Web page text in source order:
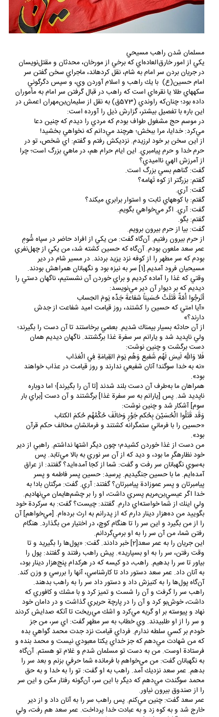
يكي از امور خارق‌العاده‌اي كه برخي از مورخان، محدثان و مقتل‌نويسان
در جريان بردن سر امام به شام، نقل كرده‎اند، ماجراي سخن گفتن سر
امام حسين(ع) با يك راهب و اسلام آوردن وي، و سپس دگرگوني
سكه‎هاي طلا يا نقره‌اي است كه راهب در قبال گرفتن سر امام به مأموران
داده بود؛ چنان‌كه راوندي (573ق) به نقل از سليمان‌بن‌مهران اعمش در
اين ‌باره با تفصيل بيشتر، گزارش ذيل را آورده است:
در موسم حج مشغول طواف بودم كه مردي را ديدم كه چنين دعا
مي‌كرد:‌ خدايا، مرا ببخش؛ هرچند مي‌دانم كه نخواهي بخشيد!
از اين سخن بر خود لرزيدم. نزديكش رفتم و گفتم: ‌اي شخص، تو در
حرم خدا و حرم پيامبري. اين ايام حرام هم، در ماهي بزرگ است؛ چرا
از آمرزش الهي نااميدي؟
گفت: ‌گناهم بسي بزرگ است.
گفتم: بزرگ‎تر از كوه تَهامه؟
گفت: آري.
گفتم: با كوه‎هاي ثابت و استوار برابري مي‎كند؟
گفت: آري. اگر مي‌خواهي بگويم.
گفتم: ‌بگو.
گفت: بيا از حرم بيرون برويم.
از حرم بيرون رفتيم. آن‌گاه گفت: من يكي از افراد حاضر در سپاه شُومِ
عمر سعد ملعون بودم. آن‌گاه كه حسين كشته شد، من يكي از چهل‌نفري
بودم كه سر مطهر را از كوفه نزد يزيد بردند. در مسير شام در دير
مسيحيان فرود آمديم.[1] سر به نيزه بود و نگهبانان همراهش بودند.
وقتي كه غذا را آماده كرديم و براي خوردن آن نشستيم، ناگهان دستي را
ديديم كه بر ديوار آن دير مي‌نويسد:
أتَرجُوا اُمّةٌ قَتَلَتْ حُسَيناً شفاعةَ جَدِّه يَومَ الحِساب
«آيا ا‎متي كه حسين را كشتند، روز قيامت اميد شفاعت از جدش
دارند؟»
از آن حادثه بسيار بيمناك شديم. بعضي برخاستند تا آن دست را بگيرند؛
ولي ناپديد شد و يارانم سر سفرة غذا برگشتند. ناگهان ديديم همان
دست برگشت و چنين نوشت:
فَلا وَاللهِ لَيسَ لَهُم شَفيع وَهُم يَومَ القِيامَةِ فِي الْعَذاب
«نه به خدا سوگند! آنان شفيعي ندارند و روز قيامت در عذاب خواهند
بود».
همراهان ما به‌طرف آن دست بلند شدند [تا آن را بگيرند]؛ اما دوباره
ناپديد شد. پس [يارانم به سر سفرة غذا] برگشتند و آن دست [براي بار
سوم] آشكار شد و چنين نوشت:
وَقَد قَتَلُوا الْحُسَيْنَ بِحُكم جَوْرٍ وَخالَفَ حُكْمُهُم حُكمَ الكتاب
«حسين را با فرماني ستمگرانه كشتند و فرمانشان مخالف حكم قرآن
بود».
من دست از غذا خوردن كشيدم؛ چون ديگر اشتها نداشتم. راهبي از دير
خود نظاره‎گرِ ما بود، و ديد كه از آن سر نوري به بالا مي‌تابد. پس
به‌سوي نگهبانان سر رفت و گفت: شما از كجا آمده‌ايد؟ گفتند: از عراق
آمده‌ايم. ما با حسين جنگيديم. پرسيد:‌ حسين پسر فاطمه و پسر
پيامبرتان و پسر عموزادة پيامبرتان؟ گفتند: ‌آري. گفت: مرگتان باد! به
‌خدا اگر عيسي‌بن‌مريم پسري داشت، او را بر چشم‌هايمان مي‌نهاديم.
ولي اينك از شما خواسته‌اي دارم. گفتند:‌ چيست؟ گفت: به سركردة خود
بگوييد من ده‌هزار دينار دارم كه از پدرانم به ارث برده‌ام. [مي‌خواهم] آن
را از من بگيرد و اين سر را تا هنگام كوچ،‌ در اختيار من بگذارد. هنگام
رفتن شما، من آن سر را به او برمي‌گردانم.
اين جريان را به عمر سعد[2] خبر دادند. گفت: «پول‌ها را بگيريد و تا
وقت رفتن، سر را به او بسپاريد». پيش راهب رفتند و گفتند:‌ پول را
بياور تا سر را بدهيم. راهب، دو كيسه كه در هركدام پنج‌هزار دينار بود،
به آنان داد. عمر سعد دستور داد تا كارشناسي، آنها را بررسي و وزن كند.
آن‌گاه پول‌ها را به كنيزش داد و دستور داد سر را به راهب بدهند.
راهب سر را گرفت و آن را شست و تميز كرد و با مشك و كافوري كه
داشت، خوش‌بو كرد و آن را در پارچة حريري گذاشت و در دامان خود
نهاد و پيوسته بر او گريه مي‌كرد و اشك مي‌ريخت تا آنكه صدايش كردند
و سر را از او طلبيدند. وي خطاب به سر مطهر گفت:‌ اي سر، من جز
خودم بر كسي سلطه ندارم. فرداي قيامت نزد جدت محمد گواهي بده
كه من شهادت مي‌دهم كه جز خداي يكتا معبودي نيست و محمد بنده و
فرستادة اوست. من به دست تو مسلمان شدم و غلام تو هستم. آن‌گاه
به نگهبانان گفت: من مي‌خواهم با فرمانده شما حرفي بزنم و بعد سر را
بدهم. عمر سعد نزديك آمد. راهب به او گفت: تو را به خدا و به حق
محمد سوگندت مي‌دهم كه ديگر با اين سر، آن‌گونه رفتار مكن و اين سر
را از صندوق بيرون نياور.
عمر سعد گفت: چنين مي‌كنم. پس راهب سر را به آنان داد و از دير
خارج شد و به كوه زد و به عبادت خدا پرداخت. عمر سعد هم رفت، ولي
با سر مثل گذشته رفتار كرد. چون نزديك دمشق رسيدند، عمر سعد به